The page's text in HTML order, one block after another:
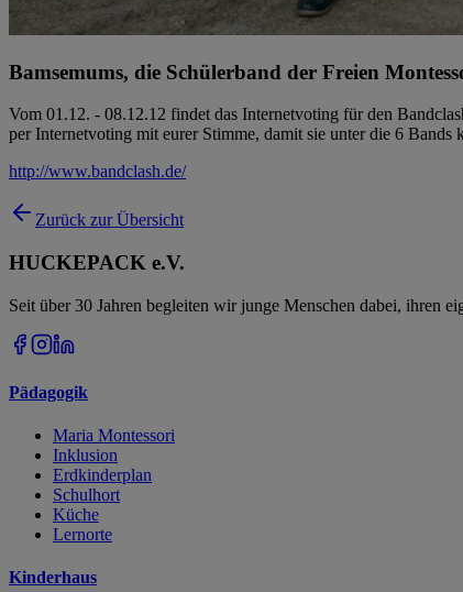
Bamsemums, die Schülerband der Freien
Vom 01.12. - 08.12.12 findet das Internetvoting für den
per Internetvoting mit eurer Stimme, damit sie unter die 6 Bands
http://www.bandclash.de/
Zurück zur Übersicht
HUCKEPACK e.V.
Seit über 30 Jahren begleiten wir junge Menschen dabei, ihren
Pädagogik
Maria Montessori
Inklusion
Erdkinderplan
Schulhort
Küche
Lernorte
Kinderhaus